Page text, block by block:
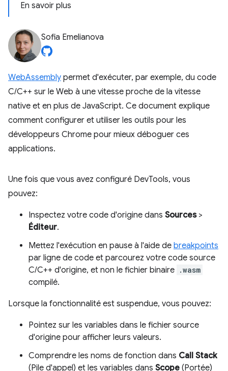
En savoir plus
Sofia Emelianova
WebAssembly permet d'exécuter, par exemple, du code
C/C++ sur le Web à une vitesse proche de la vitesse
native et en plus de JavaScript. Ce document explique
comment configurer et utiliser les outils pour les
développeurs Chrome pour mieux déboguer ces
applications.
Une fois que vous avez configuré DevTools, vous
pouvez:
Inspectez votre code d'origine dans Sources>
Éditeur.
Mettez l'exécution en pause à l'aide de breakpoints
par ligne de code et parcourez votre code source
C/C++ d'origine, et non le fichier binaire .wasm
compilé.
Lorsque la fonctionnalité est suspendue, vous pouvez:
Pointez sur les variables dans le fichier source
d'origine pour afficher leurs valeurs.
Comprendre les noms de fonction dans Call Stack
(Pile d'appel) et les variables dans Scope (Portée)